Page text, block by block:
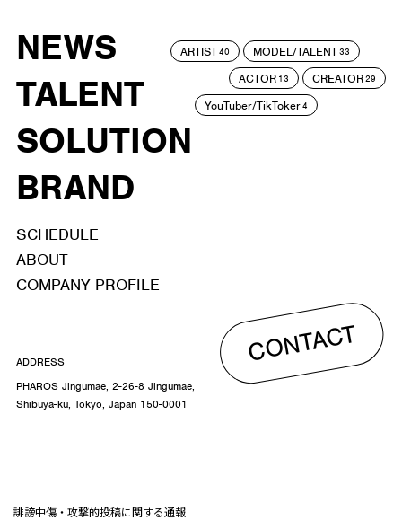
NEWS
TALENT
SOLUTION
BRAND
ARTIST40 MODEL/TALENT33
ACTOR 13 CREATOR29
YouTuber/TikToker4
SCHEDULE
ABOUT
COMPANY PROFILE
CONTACT
ADDRESS
PHAROS Jingumae, 2-26-8 Jingumae,
Shibuya-ku, Tokyo, Japan 150-0001
誹謗中傷・攻撃的投稿に関する通報